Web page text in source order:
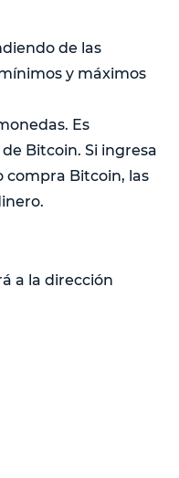
de las
y máximos
Es
Bitcoin. Si ingresa
compra Bitcoin, las
a la dirección